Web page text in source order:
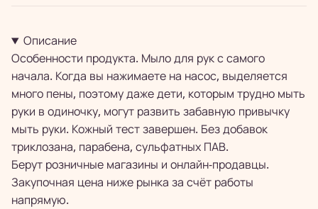
Описание
Особенности продукта. Мыло для рук с самого
начала. Когда вы нажимаете на насос, выделяется
много пены, поэтому даже дети, которым трудно мыть
руки в одиночку, могут развить забавную привычку
мыть руки. Кожный тест завершен. Без добавок
триклозана, парабена, сульфатных ПАВ.
Берут розничные магазины и онлайн-продавцы.
Закупочная цена ниже рынка за счёт работы
напрямую.